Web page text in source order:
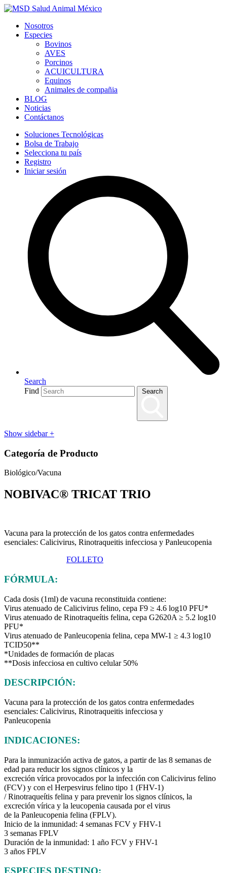
Nosotros
Especies
Bovinos
AVES
Porcinos
ACUICULTURA
Equinos
Animales de compañia
BLOG
Noticias
Contáctanos
Soluciones Tecnológicas
Bolsa de Trabajo
Selecciona tu país
Registro
Iniciar sesión
Search
Find
Search
Show sidebar+
Categoría de Producto
Biológico/Vacuna
NOBIVAC® TRICAT TRIO
Vacuna para la protección de los gatos contra enfermedades
esenciales: Calicivirus, Rinotraqueitis infecciosa y Panleucopenia
FOLLETO
FÓRMULA:
Cada dosis (1ml) de vacuna reconstituida contiene:
Virus atenuado de Calicivirus felino, cepa F9 ≥ 4.6 log10 PFU*
Virus atenuado de Rinotraqueítis felina, cepa G2620A ≥ 5.2 log10
PFU*
Virus atenuado de Panleucopenia felina, cepa MW-1 ≥ 4.3 log10
TCID50**
*Unidades de formación de placas
**Dosis infecciosa en cultivo celular 50%
DESCRIPCIÓN:
Vacuna para la protección de los gatos contra enfermedades
esenciales: Calicivirus, Rinotraqueitis infecciosa y
Panleucopenia
INDICACIONES:
Para la inmunización activa de gatos, a partir de las 8 semanas de
edad para reducir los signos clínicos y la
excreción vírica provocados por la infección con Calicivirus felino
(FCV) y con el Herpesvirus felino tipo 1 (FHV-1)
/ Rinotraqueítis felina y para prevenir los signos clínicos, la
excreción vírica y la leucopenia causada por el virus
de la Panleucopenia felina (FPLV).
Inicio de la inmunidad: 4 semanas FCV y FHV-1
3 semanas FPLV
Duración de la inmunidad: 1 año FCV y FHV-1
3 años FPLV
ESPECIES DESTINO: